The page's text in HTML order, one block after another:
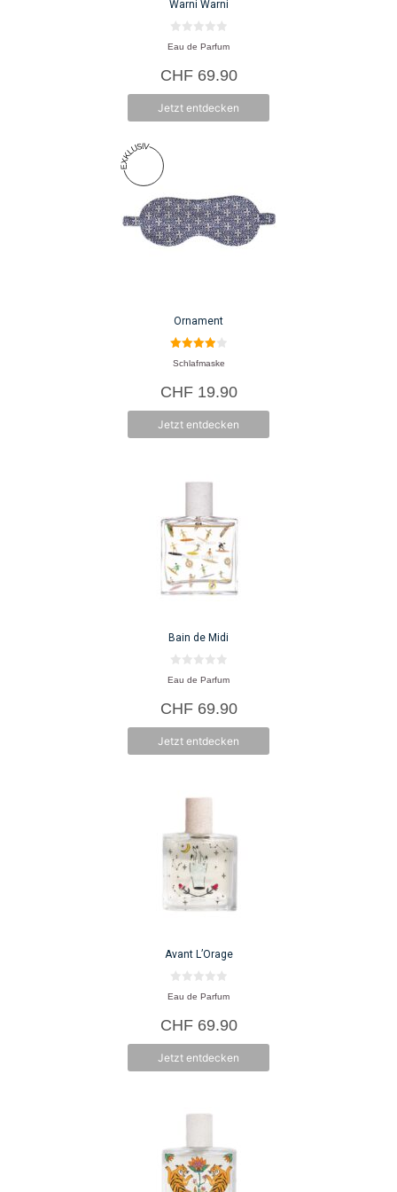
Warni Warni
0
v
n
Eau de Parfum
CHF69.90
Jetzt entdecken
Ornament
4.00
von 5
Schlafmaske
CHF19.90
Jetzt entdecken
Bain de Midi
0
v
n
Eau de Parfum
CHF69.90
Jetzt entdecken
Avant L’Orage
0
v
n
Eau de Parfum
CHF69.90
Jetzt entdecken